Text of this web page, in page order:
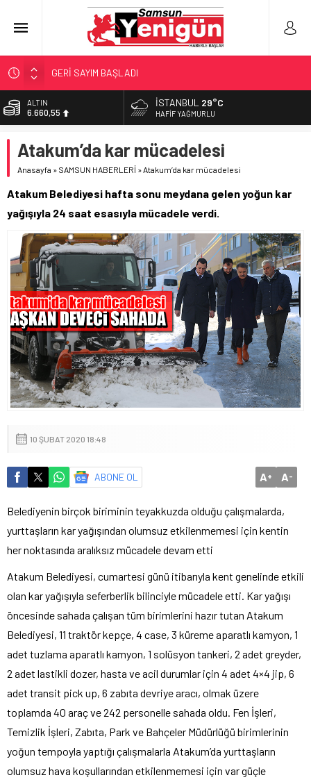
GERİ SAYIM BAŞLADI
SAMSUNSPOR’DA HEDEF 5’İNCİLİK!
‘BAFRA’YA YATIRIM YAPIN!’
YÖNETİCİ SEÇERKEN YAPILAN EN BÜYÜK HATALAR
ALTIN
6.660,55
13.779,39
DOLAR
55,1881
İSTANBUL 29°C
HAFIF YAĞMURLU
Atakum’da kar mücadelesi
Anasayfa » SAMSUN HABERLERİ »Atakum’da kar mücadelesi
Atakum Belediyesi hafta sonu meydana gelen yoğun kar
yağışıyla 24 saat esasıyla mücadele verdi.
10 ŞUBAT 2020 18:48
ABONE OL A+ A-
Belediyenin birçok biriminin teyakkuzda olduğu çalışmalarda,
yurttaşların kar yağışından olumsuz etkilenmemesi için kentin
her noktasında aralıksız mücadele devam etti
Atakum Belediyesi, cumartesi günü itibarıyla kent genelinde etkili
olan kar yağışıyla seferberlik bilinciyle mücadele etti. Kar yağışı
öncesinde sahada çalışan tüm birimlerini hazır tutan Atakum
Belediyesi, 11 traktör kepçe, 4 case, 3 küreme aparatlı kamyon, 1
adet tuzlama aparatlı kamyon, 1 solüsyon tankeri, 2 adet greyder,
2 adet lastikli dozer, hasta ve acil durumlar için 4 adet 4×4 jip, 6
adet transit pick up, 6 zabıta devriye aracı, olmak üzere
toplamda 40 araç ve 242 personelle sahada oldu. Fen İşleri,
Temizlik İşleri, Zabıta, Park ve Bahçeler Müdürlüğü birimlerinin
yoğun tempoyla yaptığı çalışmalarla Atakum’da yurttaşların
olumsuz hava koşullarından etkilenmemesi için var güçle